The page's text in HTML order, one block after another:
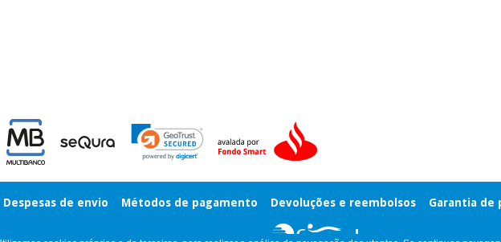
Despesas de envio Métodos de pagamento Devoluções e reembolsos Garantia de